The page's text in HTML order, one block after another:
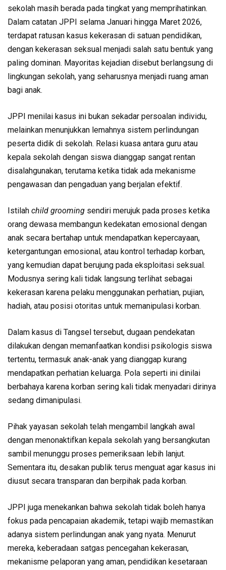
sekolah masih berada pada tingkat yang memprihatinkan.
Dalam catatan JPPI selama Januari hingga Maret 2026,
terdapat ratusan kasus kekerasan di satuan pendidikan,
dengan kekerasan seksual menjadi salah satu bentuk yang
paling dominan. Mayoritas kejadian disebut berlangsung di
lingkungan sekolah, yang seharusnya menjadi ruang aman
bagi anak.
JPPI menilai kasus ini bukan sekadar persoalan individu,
melainkan menunjukkan lemahnya sistem perlindungan
peserta didik di sekolah. Relasi kuasa antara guru atau
kepala sekolah dengan siswa dianggap sangat rentan
disalahgunakan, terutama ketika tidak ada mekanisme
pengawasan dan pengaduan yang berjalan efektif.
Istilah child grooming sendiri merujuk pada proses ketika
orang dewasa membangun kedekatan emosional dengan
anak secara bertahap untuk mendapatkan kepercayaan,
ketergantungan emosional, atau kontrol terhadap korban,
yang kemudian dapat berujung pada eksploitasi seksual.
Modusnya sering kali tidak langsung terlihat sebagai
kekerasan karena pelaku menggunakan perhatian, pujian,
hadiah, atau posisi otoritas untuk memanipulasi korban.
Dalam kasus di Tangsel tersebut, dugaan pendekatan
dilakukan dengan memanfaatkan kondisi psikologis siswa
tertentu, termasuk anak-anak yang dianggap kurang
mendapatkan perhatian keluarga. Pola seperti ini dinilai
berbahaya karena korban sering kali tidak menyadari dirinya
sedang dimanipulasi.
Pihak yayasan sekolah telah mengambil langkah awal
dengan menonaktifkan kepala sekolah yang bersangkutan
sambil menunggu proses pemeriksaan lebih lanjut.
Sementara itu, desakan publik terus menguat agar kasus ini
diusut secara transparan dan berpihak pada korban.
JPPI juga menekankan bahwa sekolah tidak boleh hanya
fokus pada pencapaian akademik, tetapi wajib memastikan
adanya sistem perlindungan anak yang nyata. Menurut
mereka, keberadaan satgas pencegahan kekerasan,
mekanisme pelaporan yang aman, pendidikan kesetaraan